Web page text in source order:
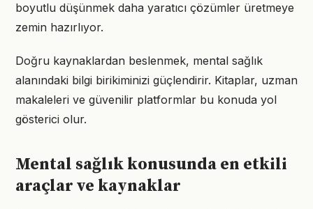
boyutlu düşünmek daha yaratıcı çözümler üretmeye
zemin hazırlıyor.
Doğru kaynaklardan beslenmek, mental sağlık
alanındaki bilgi birikiminizi güçlendirir. Kitaplar, uzman
makaleleri ve güvenilir platformlar bu konuda yol
gösterici olur.
Mental sağlık konusunda en etkili
araçlar ve kaynaklar